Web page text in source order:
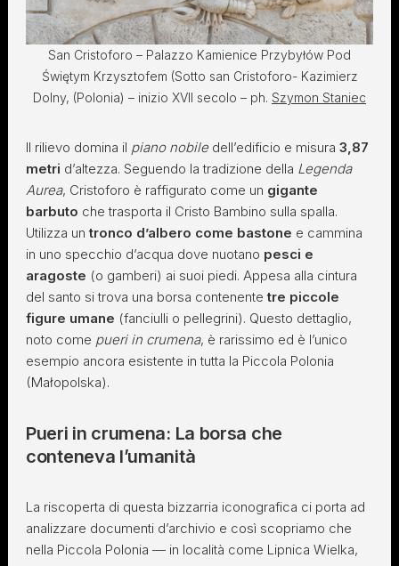
San Cristoforo – Palazzo Kamienice Przybyłów Pod
Świętym Krzysztofem (Sotto san Cristoforo- Kazimierz
Dolny, (Polonia) – inizio XVII secolo – ph. Szymon Staniec
Il rilievo domina il piano nobiledell’edificio e misura 3,87
metri d’altezza. Seguendo la tradizione della Legenda
Aurea, Cristoforo è raffigurato come un gigante
barbuto che trasporta il Cristo Bambino sulla spalla.
Utilizza untronco d’albero come bastone e cammina
in uno specchio d’acqua dove nuotano pesci e
aragoste (o gamberi) ai suoi piedi. Appesa alla cintura
del santo si trova una borsa contenentetre piccole
figure umane (fanciulli o pellegrini). Questo dettaglio,
noto come pueri in crumena, è rarissimo ed è l’unico
esempio ancora esistente in tutta la Piccola Polonia
(Małopolska).
Pueri in crumena: La borsa che
conteneva l’umanità
La riscoperta di questa bizzarria iconografica ci porta ad
analizzare documenti d’archivio e così scopriamo che
nella Piccola Polonia — in località come Lipnica Wielka,